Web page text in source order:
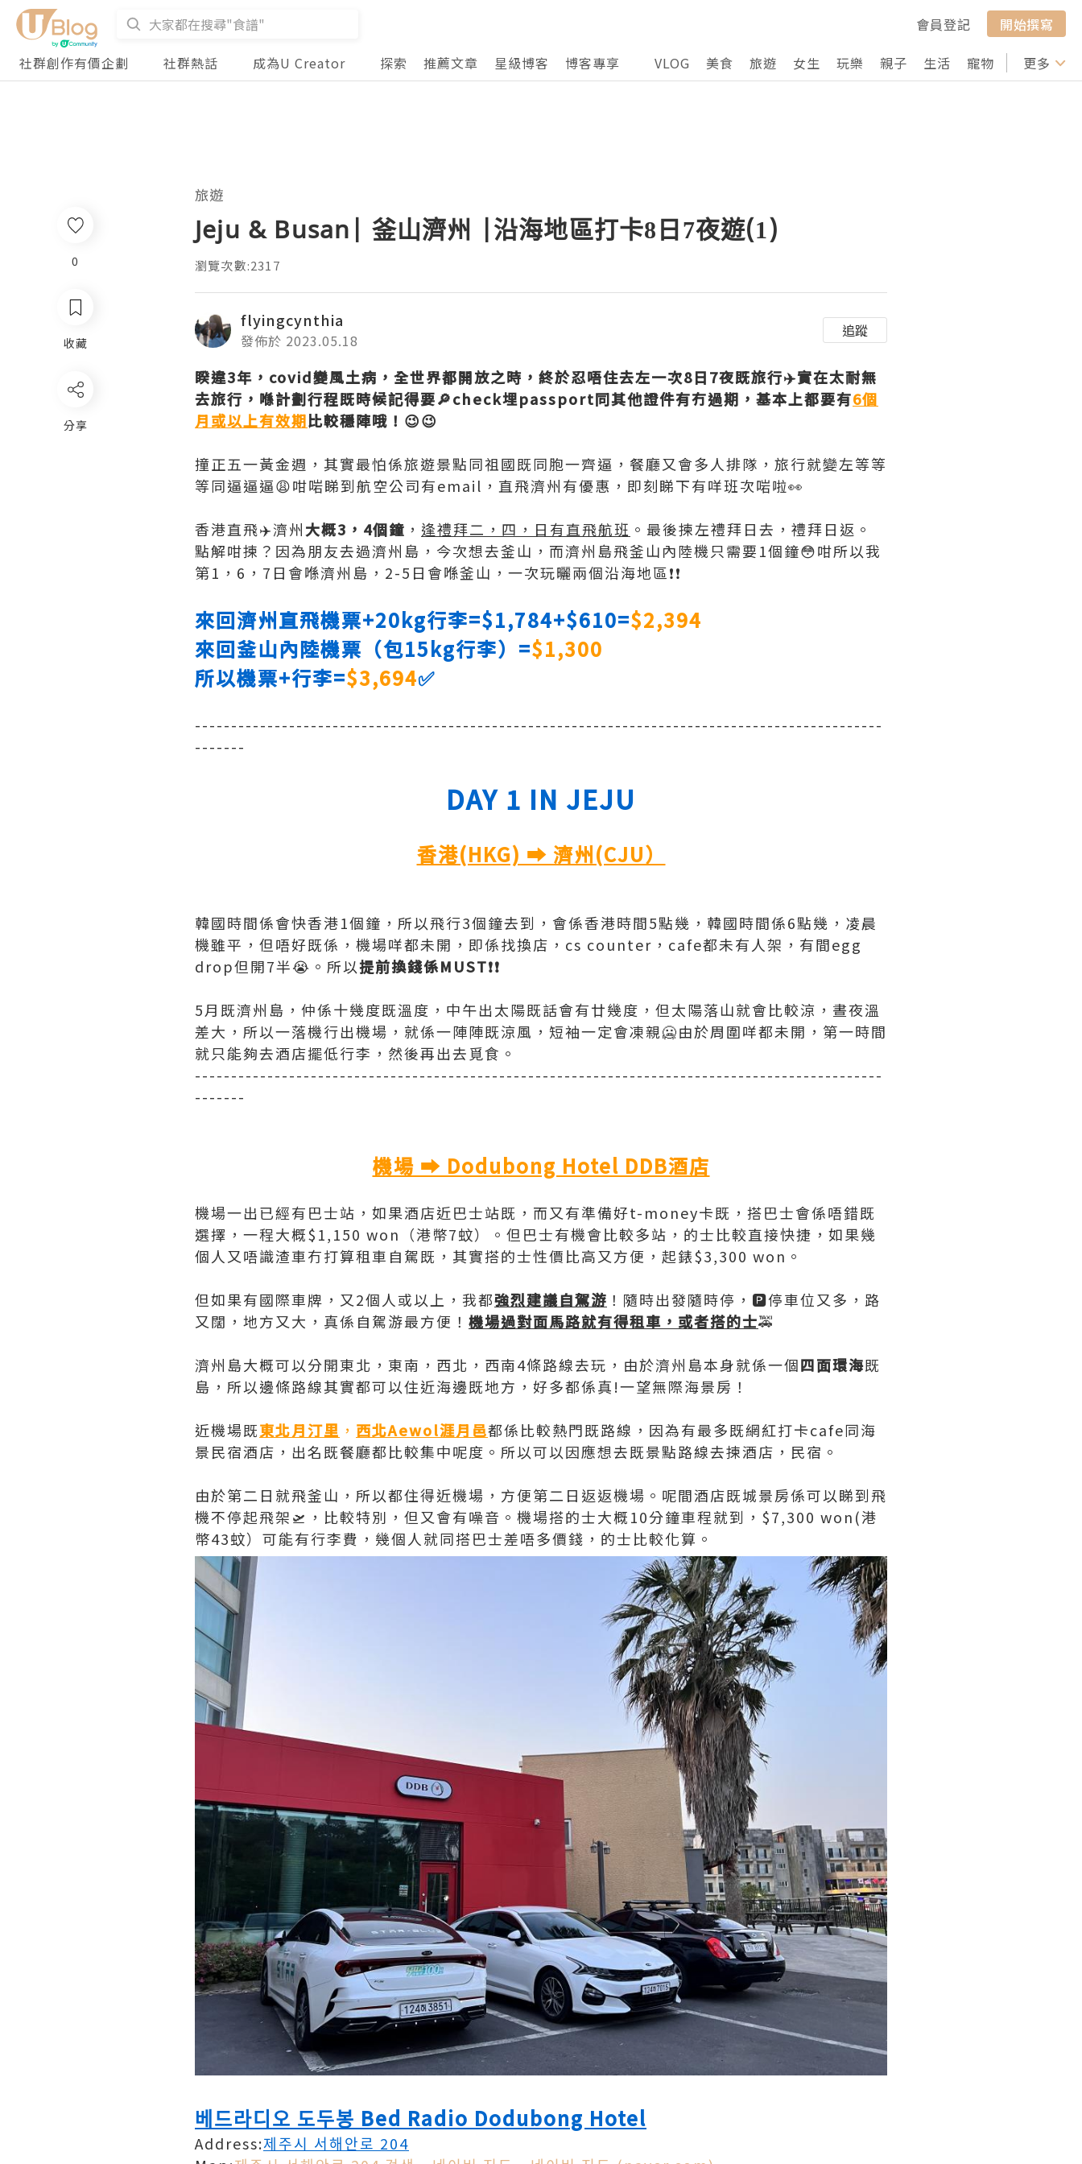
會員登記
開始撰寫
社群創作有價企劃
社群熱話 成為U Creator 探索 推薦文章 星級博客 博客專享 VLOG 美食 旅遊 女生 玩樂 親子 生活 寵物 行山 打卡
更多
0
收藏
分享
旅遊
Jeju & Busan| 釜山濟州 |沿海地區打卡8日7夜遊(1)
瀏覽次數:2317
flyingcynthia
發佈於 2023.05.18
追蹤
睽違3年，covid變風土病，全世界都開放之時，終於忍唔住去左一次8日7夜既旅行✈️實在太耐無
去旅行，喺計劃行程既時候記得要🔎check埋passport同其他證件有冇過期，基本上都要有6個
月或以上有效期比較穩陣哦！😉😉
撞正五一黃金週，其實最怕係旅遊景點同祖國既同胞一齊逼，餐廳又會多人排隊，旅行就變左等等
等同逼逼逼😩咁啱睇到航空公司有email，直飛濟州有優惠，即刻睇下有咩班次啱啦👀
香港直飛✈️濟州大概3，4個鐘 ， 逢禮拜二，四，日有直飛航班 。最後揀左禮拜日去，禮拜日返。
點解咁揀？因為朋友去過濟州島，今次想去釜山，而濟州島飛釜山內陸機只需要1個鐘😳咁所以我
第1，6，7日會喺濟州島，2-5日會喺釜山，一次玩曬兩個沿海地區❗️❗️
來回濟州直飛機票+20kg行李=$1,784+$610=$2,394
來回釜山內陸機票（包15kg行李）=$1,300
所以機票+行李=$3,694✅
-----------------------------------------------------------------------------------------------
-------
DAY 1 IN JEJU
香港(HKG) ➡️ 濟州(CJU）
韓國時間係會快香港1個鐘，所以飛行3個鐘去到，會係香港時間5點幾，韓國時間係6點幾，凌晨
機雖平，但唔好既係，機場咩都未開，即係找換店，cs counter，cafe都未有人架，有間egg
drop但開7半😭。所以提前換錢係MUST❗️❗️
5月既濟州島，仲係十幾度既溫度，中午出太陽既話會有廿幾度，但太陽落山就會比較涼，晝夜溫
差大，所以一落機行出機場，就係一陣陣既涼風，短袖一定會凍親🥶由於周圍咩都未開，第一時間
就只能夠去酒店擺低行李，然後再出去覓食。
-----------------------------------------------------------------------------------------------
-------
機場 ➡️ Dodubong Hotel DDB酒店
機場一出已經有巴士站，如果酒店近巴士站既，而又有準備好t-money卡既，搭巴士會係唔錯既
選擇，一程大概$1,150 won（港幣7蚊）。但巴士有機會比較多站，的士比較直接快捷，如果幾
個人又唔識渣車冇打算租車自駕既，其實搭的士性價比高又方便，起錶$3,300 won。
但如果有國際車牌，又2個人或以上，我都強烈建議自駕游 ！隨時出發隨時停，🅿️停車位又多，路
又闊，地方又大，真係自駕游最方便！ 機場過對面馬路就有得租車，或者搭的士🚕
濟州島大概可以分開東北，東南，西北，西南4條路線去玩，由於濟州島本身就係一個四面環海既
島，所以邊條路線其實都可以住近海邊既地方，好多都係真!一望無際海景房！
近機場既東北月汀里 ， 西北Aewol涯月邑都係比較熱門既路線，因為有最多既網紅打卡cafe同海
景民宿酒店，出名既餐廳都比較集中呢度。所以可以因應想去既景點路線去揀酒店，民宿。
由於第二日就飛釜山，所以都住得近機場，方便第二日返返機場。呢間酒店既城景房係可以睇到飛
機不停起飛架🛫️，比較特別，但又會有噪音。機場搭的士大概10分鐘車程就到，$7,300 won(港
幣43蚊）可能有行李費，幾個人就同搭巴士差唔多價錢，的士比較化算。
베드라디오 도두봉 Bed Radio Dodubong Hotel
Address:제주시 서해안로 204